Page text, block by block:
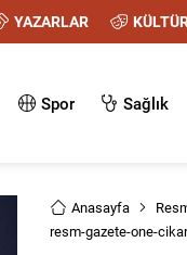
YAZARLAR
Spor Sağlık
Anasayfa
resm-gazete-one-